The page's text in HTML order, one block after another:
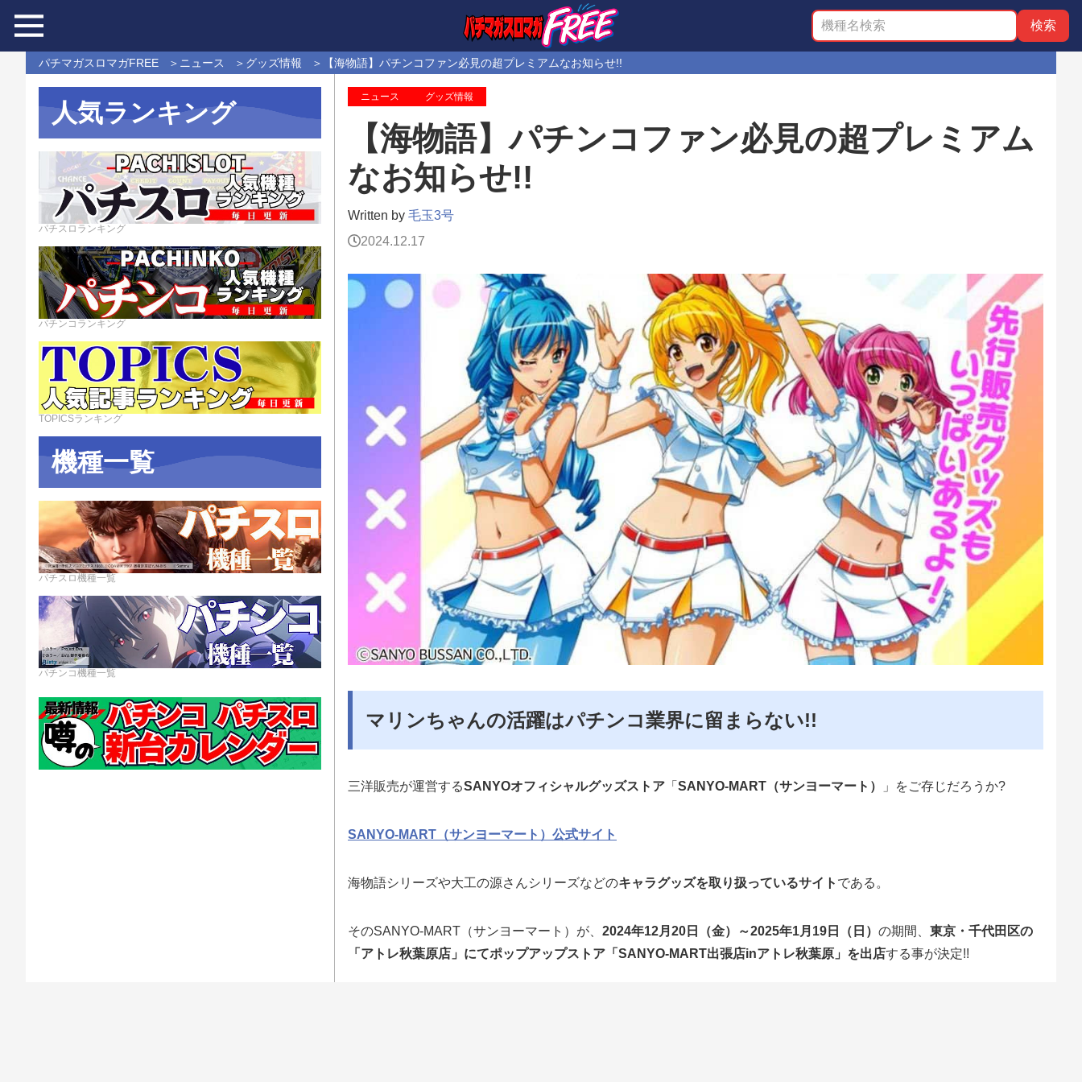
パチマガスロマガFREE ニュース グッズ情報 【海物語】パチンコファン必見の超プレミアムなお知らせ!!
ニュース グッズ情報
【海物語】パチンコファン必見の超プレミアム
なお知らせ!!
Written by 毛玉3号
2024.12.17
マリンちゃんの活躍はパチンコ業界に留まらない!!
三洋販売が運営するSANYOオフィシャルグッズストア 「 SANYO-MART（サンヨーマート） 」をご存じだろうか?
SANYO-MART（サンヨーマート）公式サイト
海物語シリーズや大工の源さんシリーズなどのキャラグッズを取り扱っているサイト である。
そのSANYO-MART（サンヨーマート）が、 2024年12月20日（金）～2025年1月19日（日） の期間、 東京・千代田区の
「アトレ秋葉原店」にてポップアップストア「SANYO-MART出張店inアトレ秋葉原」を出店する事が決定!!
人気ランキング
パチスロランキング
パチンコランキング
TOPICSランキング
機種一覧
パチスロ機種一覧
パチンコ機種一覧